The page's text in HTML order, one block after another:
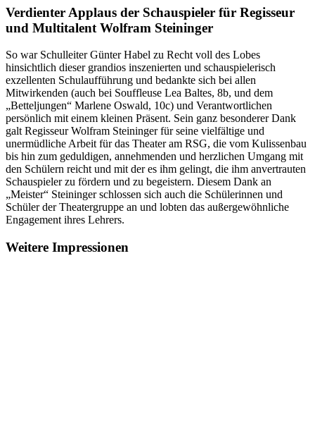
Verdienter Applaus der Schauspieler für Regisseur
und Multitalent Wolfram Steininger
So war Schulleiter Günter Habel zu Recht voll des Lobes
hinsichtlich dieser grandios inszenierten und schauspielerisch
exzellenten Schulaufführung und bedankte sich bei allen
Mitwirkenden (auch bei Souffleuse Lea Baltes, 8b, und dem
„Betteljungen“ Marlene Oswald, 10c) und Verantwortlichen
persönlich mit einem kleinen Präsent. Sein ganz besonderer Dank
galt Regisseur Wolfram Steininger für seine vielfältige und
unermüdliche Arbeit für das Theater am RSG, die vom Kulissenbau
bis hin zum geduldigen, annehmenden und herzlichen Umgang mit
den Schülern reicht und mit der es ihm gelingt, die ihm anvertrauten
Schauspieler zu fördern und zu begeistern. Diesem Dank an
„Meister“ Steininger schlossen sich auch die Schülerinnen und
Schüler der Theatergruppe an und lobten das außergewöhnliche
Engagement ihres Lehrers.
Weitere Impressionen